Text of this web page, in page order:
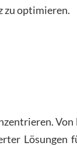
zu optimieren.
Lösungen